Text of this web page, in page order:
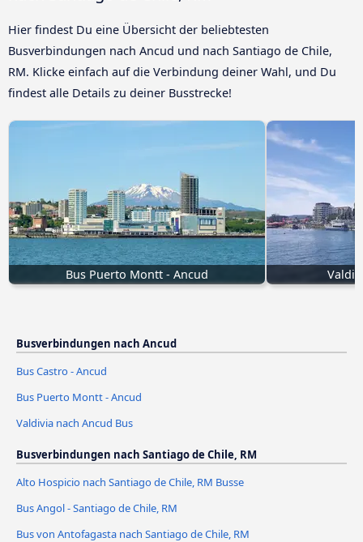
Hier findest Du eine Übersicht der beliebtesten
Busverbindungen nach Ancud und nach Santiago de Chile,
RM. Klicke einfach auf die Verbindung deiner Wahl, und Du
findest alle Details zu deiner Busstrecke!
Bus Puerto Montt - Ancud
Busverbindungen nach Ancud
Bus Castro - Ancud
Bus Puerto Montt - Ancud
Valdivia nach Ancud Bus
Busverbindungen nach Santiago de Chile, RM
Alto Hospicio nach Santiago de Chile, RM Busse
Bus Angol - Santiago de Chile, RM
Bus von Antofagasta nach Santiago de Chile, RM